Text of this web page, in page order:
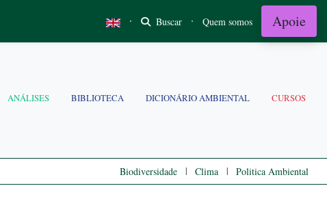
· Buscar · Quem somos Apoie
ANÁLISES BIBLIOTECA DICIONÁRIO AMBIENTAL CURSOS
Biodiversidade | Clima | Politica Ambiental